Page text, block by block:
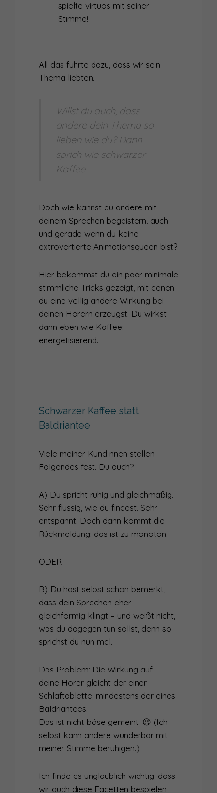
spielte virtuos mit seiner
Stimme!
All das führte dazu, dass wir sein
Thema liebten.
Willst du auch, dass
andere dein Thema so
lieben wie du? Dann
sprich wie schwarzer
Kaffee.
Doch wie kannst du andere mit
deinem Sprechen begeistern, auch
und gerade wenn du keine
extrovertierte Animationsqueen bist?
Hier bekommst du ein paar minimale
stimmliche Tricks gezeigt, mit denen
du eine völlig andere Wirkung bei
deinen Hörern erzeugst. Du wirkst
dann eben wie Kaffee:
energetisierend.
Schwarzer Kaffee statt
Baldriantee
Viele meiner KundInnen stellen
Folgendes fest. Du auch?
A) Du spricht ruhig und gleichmäßig.
Sehr flüssig, wie du findest. Sehr
entspannt. Doch dann kommt die
Rückmeldung: das ist zu monoton.
ODER
B) Du hast selbst schon bemerkt,
dass dein Sprechen eher
gleichförmig klingt – und weißt nicht,
was du dagegen tun sollst, denn so
sprichst du nun mal.
Das Problem: Die Wirkung auf
deine Hörer gleicht der einer
Schlaftablette, mindestens der eines
Baldriantees.
Das ist nicht böse gemeint. 😉 (Ich
selbst kann andere wunderbar mit
meiner Stimme beruhigen.)
Ich finde es unglaublich wichtig, dass
wir auch diese Facetten bespielen